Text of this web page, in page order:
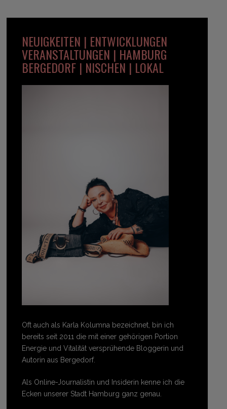
NEUIGKEITEN | ENTWICKLUNGEN
VERANSTALTUNGEN | HAMBURG
BERGEDORF | NISCHEN | LOKAL
Oft auch als Karla Kolumna bezeichnet, bin ich
bereits seit 2011 die mit einer gehörigen Portion
Energie und Vitalität versprühende Bloggerin und
Autorin aus Bergedorf.
Als Online-Journalistin und Insiderin kenne ich die
Ecken unserer Stadt Hamburg ganz genau.